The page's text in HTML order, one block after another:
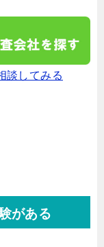
談してみる
がある